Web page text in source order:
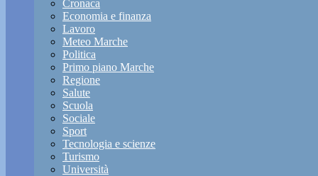
Cronaca
Economia e finanza
Lavoro
Meteo Marche
Politica
Primo piano Marche
Regione
Salute
Scuola
Sociale
Sport
Tecnologia e scienze
Turismo
Università